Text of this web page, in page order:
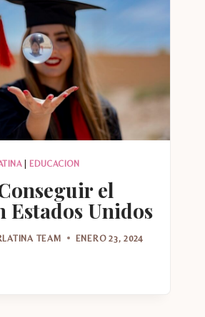
| EDUCACION
el
Estados Unidos
TEAM ENERO 23, 2024